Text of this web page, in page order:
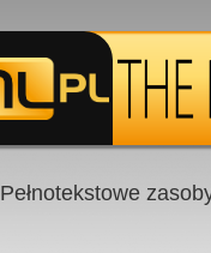
Pełnotekstowe